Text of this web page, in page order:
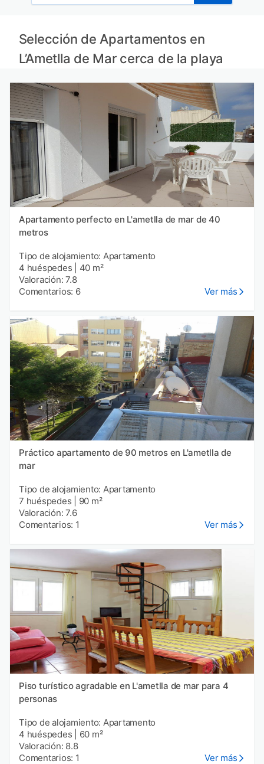
Selección de Apartamentos en
L’Ametlla de Mar cerca de la playa
Apartamento perfecto en L'ametlla de mar de 40
metros
Tipo de alojamiento: Apartamento
4 huéspedes
40 m²
Valoración: 7.8
Comentarios: 6
Ver más
Práctico apartamento de 90 metros en L'ametlla de
mar
Tipo de alojamiento: Apartamento
7 huéspedes
90 m²
Valoración: 7.6
Comentarios: 1
Ver más
Piso turístico agradable en L'ametlla de mar para 4
personas
Tipo de alojamiento: Apartamento
4 huéspedes
60 m²
Valoración: 8.8
Comentarios: 1
Ver más